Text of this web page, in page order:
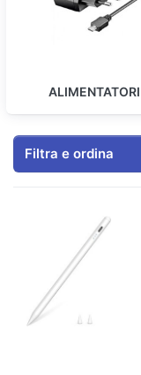
ALIMENTATORI
Filtra e ordina